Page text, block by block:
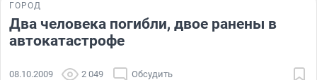
ГОРОД
Два человека погибли, двое ранены в
автокатастрофе
08.10.2009 2 049 Обсудить